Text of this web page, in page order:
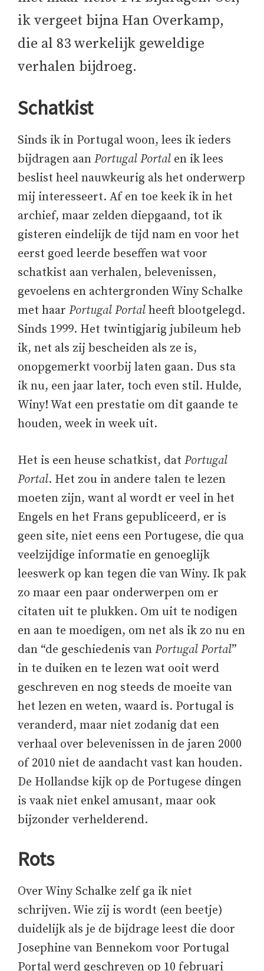
ik vergeet bijna Han Overkamp,
die al 83 werkelijk geweldige
verhalen bijdroeg.
Schatkist
Sinds ik in Portugal woon, lees ik ieders
bijdragen aan Portugal Portal en ik lees
beslist heel nauwkeurig als het onderwerp
mij interesseert. Af en toe keek ik in het
archief, maar zelden diepgaand, tot ik
gisteren eindelijk de tijd nam en voor het
eerst goed leerde beseffen wat voor
schatkist aan verhalen, belevenissen,
gevoelens en achtergronden Winy Schalke
met haar Portugal Portal heeft blootgelegd.
Sinds 1999. Het twintigjarig jubileum heb
ik, net als zij bescheiden als ze is,
onopgemerkt voorbij laten gaan. Dus sta
ik nu, een jaar later, toch even stil. Hulde,
Winy! Wat een prestatie om dit gaande te
houden, week in week uit.
Het is een heuse schatkist, dat Portugal
Portal. Het zou in andere talen te lezen
moeten zijn, want al wordt er veel in het
Engels en het Frans gepubliceerd, er is
geen site, niet eens een Portugese, die qua
veelzijdige informatie en genoeglijk
leeswerk op kan tegen die van Winy. Ik pak
zo maar een paar onderwerpen om er
citaten uit te plukken. Om uit te nodigen
en aan te moedigen, om net als ik zo nu en
dan “de geschiedenis van Portugal Portal”
in te duiken en te lezen wat ooit werd
geschreven en nog steeds de moeite van
het lezen en weten, waard is. Portugal is
veranderd, maar niet zodanig dat een
verhaal over belevenissen in de jaren 2000
of 2010 niet de aandacht vast kan houden.
De Hollandse kijk op de Portugese dingen
is vaak niet enkel amusant, maar ook
bijzonder verhelderend.
Rots
Over Winy Schalke zelf ga ik niet
schrijven. Wie zij is wordt (een beetje)
duidelijk als je de bijdrage leest die door
Josephine van Bennekom voor Portugal
Portal werd geschreven op 10 februari